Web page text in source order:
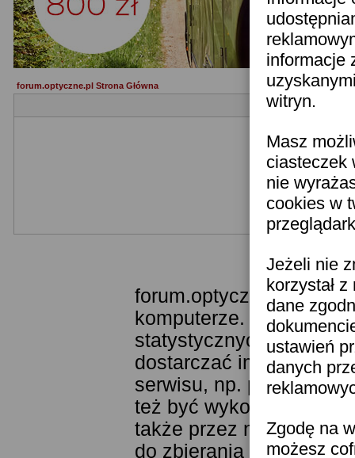
informacje
witryn.
Masz
ciasteczek
nie
cookies w
Jeżeli nie
korzystał
dane
ustawień
danych
Zgodę na
możesz
forum.optyczne.pl Strona Główna
forum.optyczne.pl
komputerze.
statystycznych.
dostarczać im
serwisu, np. poprzez
też być
także przez narzędzie
do zbierania statystyk.